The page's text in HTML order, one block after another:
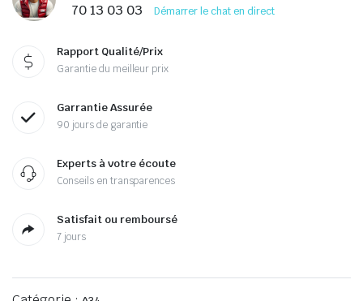
70 13 03 03 Démarrer le chat en direct
Rapport Qualité/Prix
Garantie du meilleur prix
Garrantie Assurée
90 jours de garantie
Experts à votre écoute
Conseils en transparences
Satisfait ou remboursé
7 jours